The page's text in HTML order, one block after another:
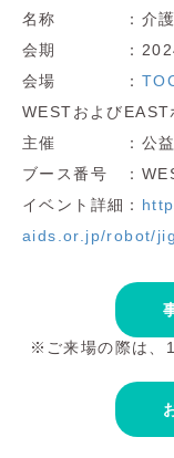
名称 ：介護ロ
会期 ：2024年
会場 ：
WESTおよびEAST
主催 ：公益財
ブース番号 ：
イベント詳細：
aids.or.jp/robot/
※ご来場の際は、